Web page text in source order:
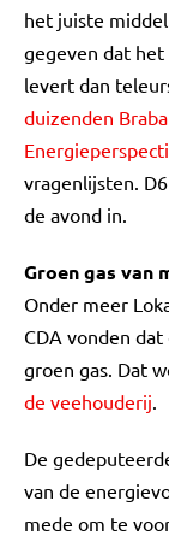
het juiste
gegeven dat
levert dan
duizenden
vragenlijsten.
de avond in.
Groen gas van
Onder meer
CDA vonden
groen gas. Dat
de veehouderij.
De
van de
mede om te